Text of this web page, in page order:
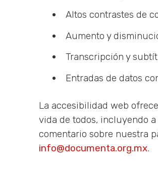
Altos contrastes de
Aumento y
Transcripción y
Entradas de datos
La accesibilidad web
vida de todos, incluyendo
comentario sobre nuestra
info@documenta.org.mx.